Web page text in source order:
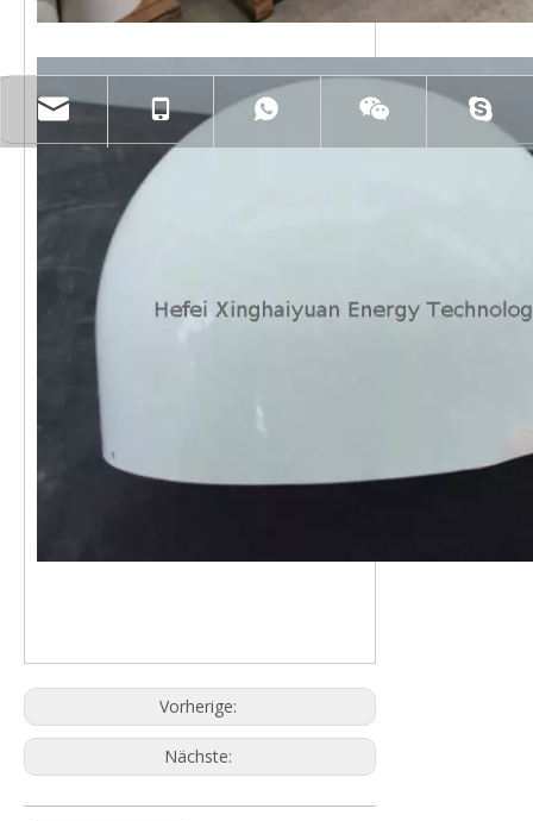
Vorherige:
Nächste: